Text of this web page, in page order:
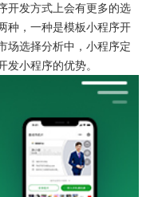
开发方式上会有更多的选
种，一种是模板小程序开
场选择分析中，小程序定
小程序的优势。